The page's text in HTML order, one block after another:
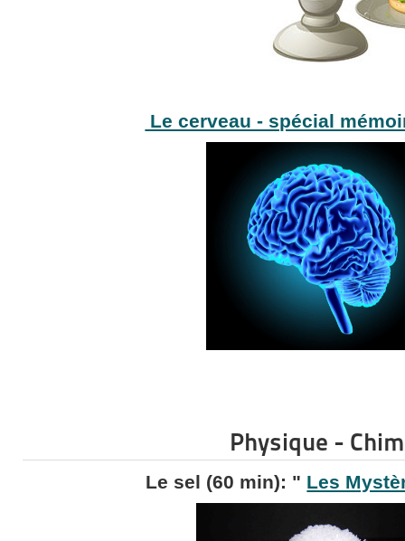
Le cerveau - spécial
Physique -
Le sel (60 min): " Les